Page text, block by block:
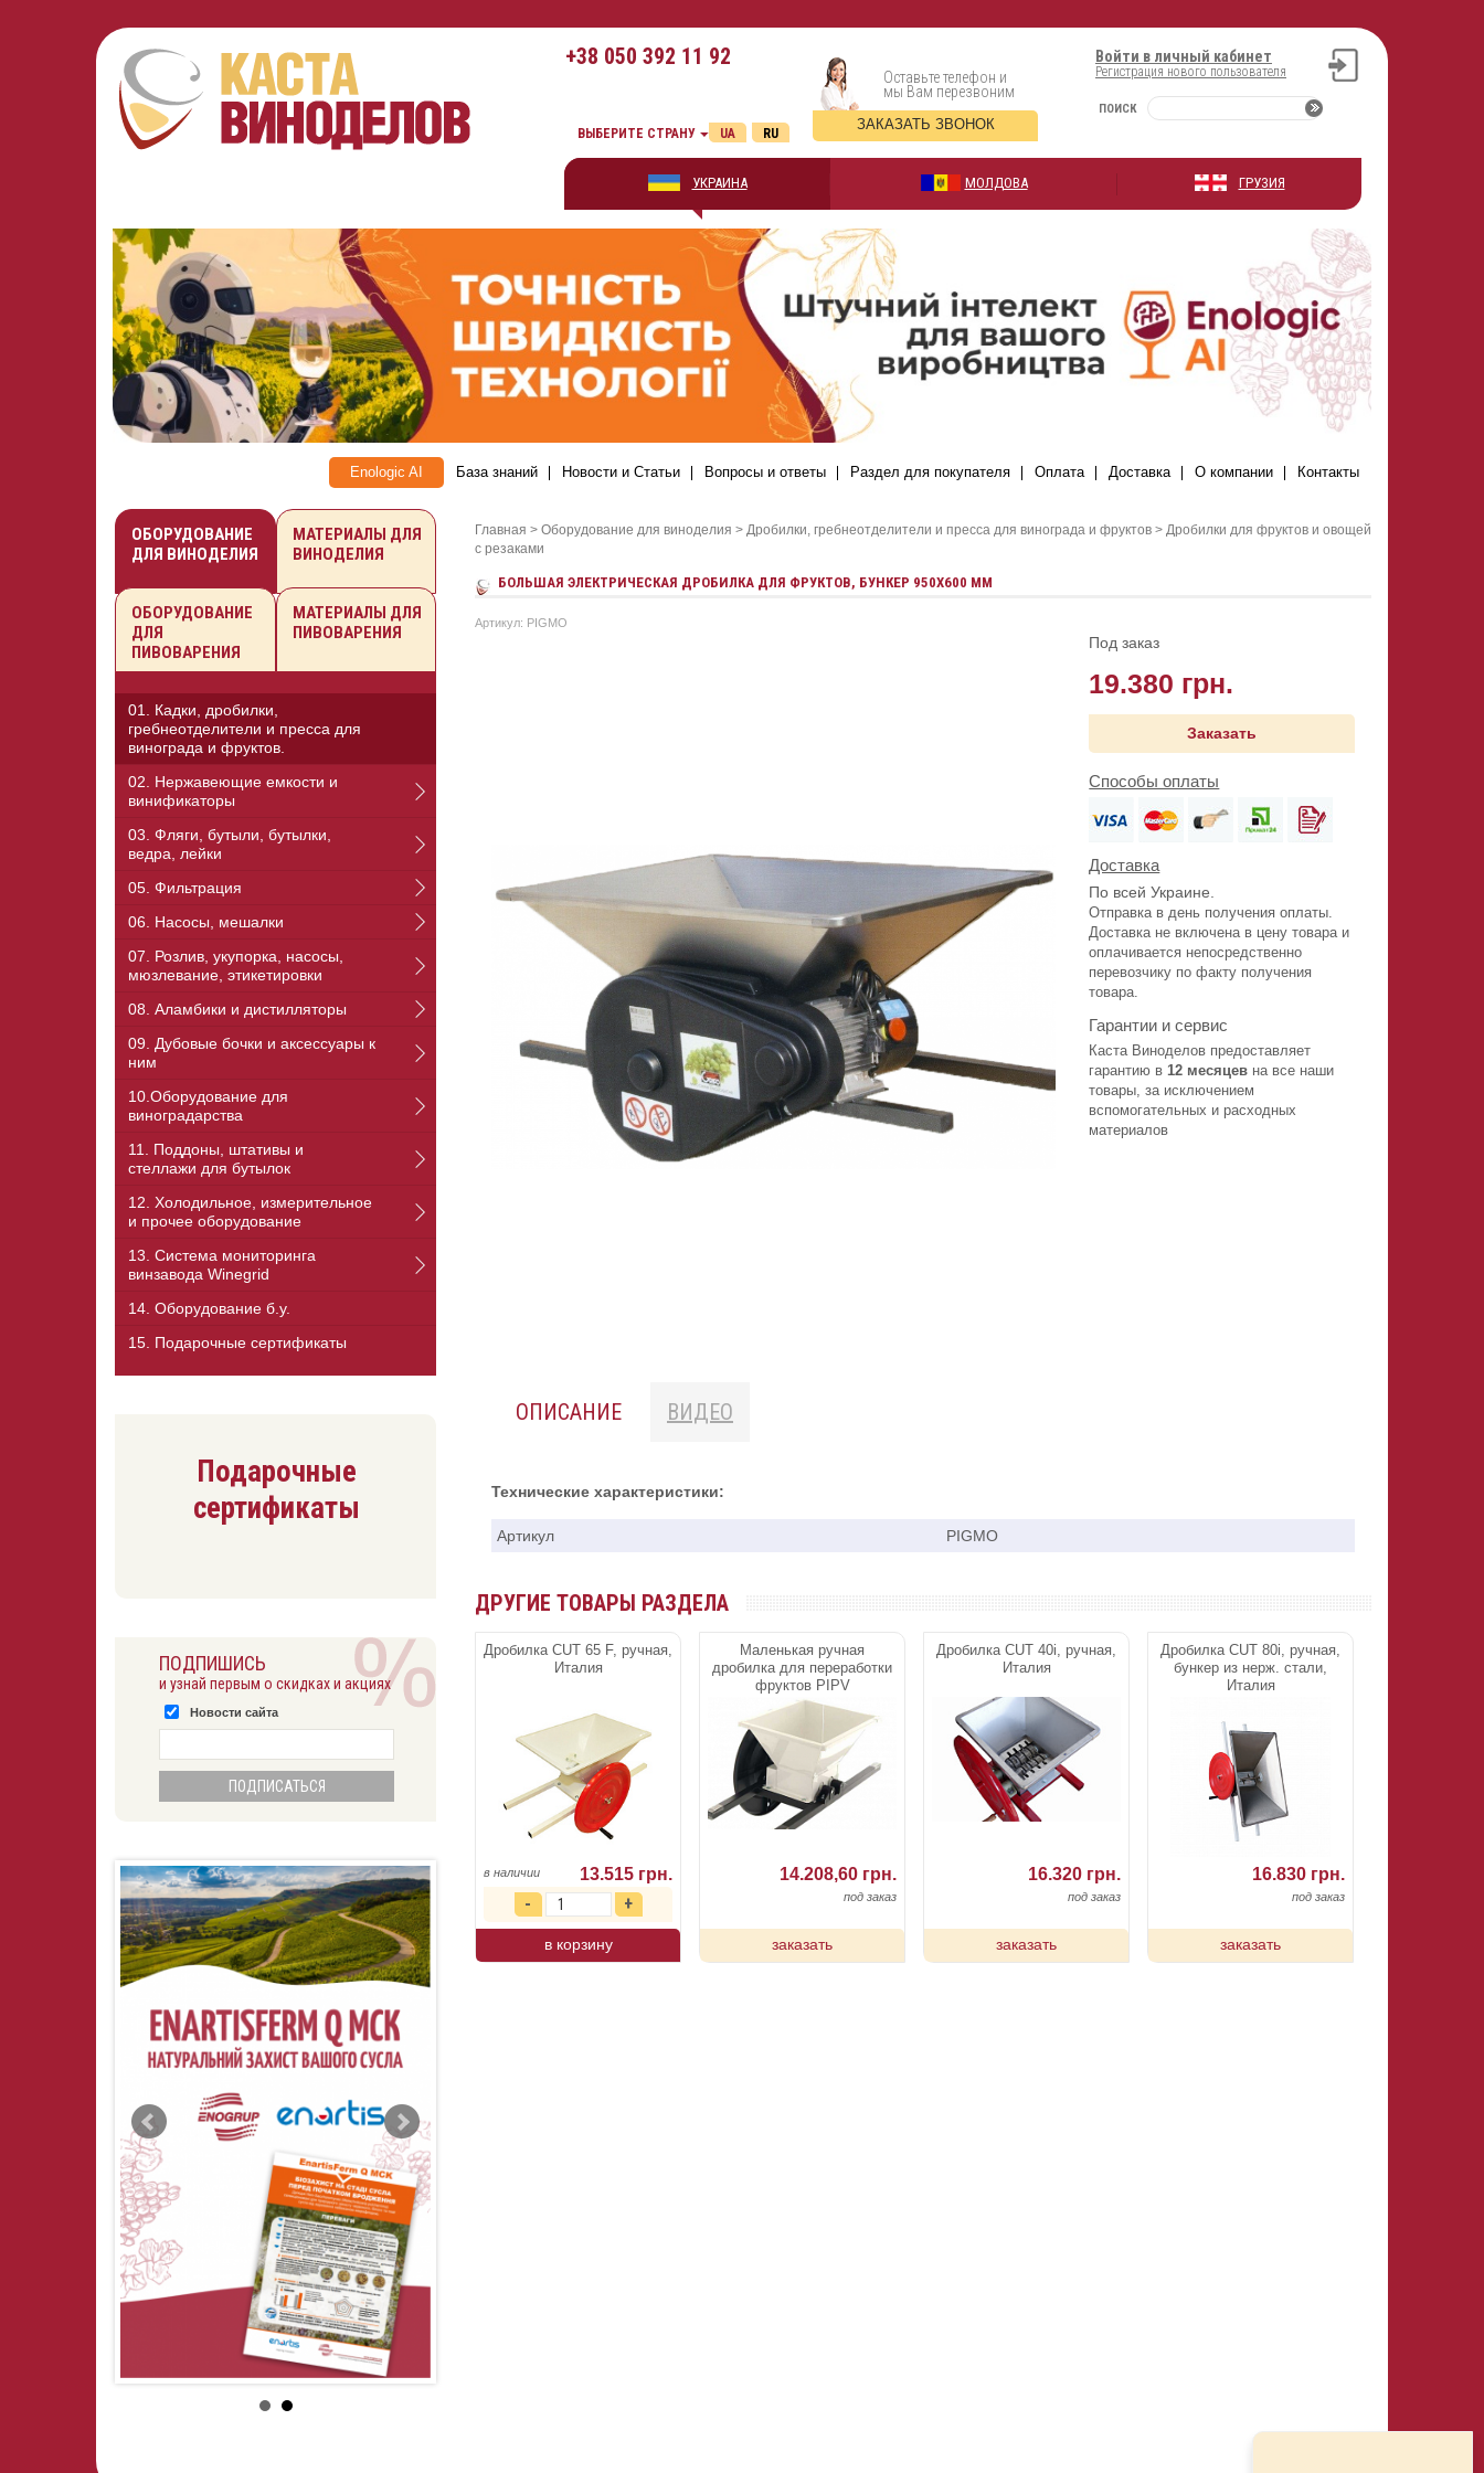
+38 050 392 11 92 Войти в личный кабинет
Регистрация нового пользователя
ПОИСК
Оставьте телефон и
мы Вам перезвоним
ЗАКАЗАТЬ ЗВОНОК
ВЫБЕРИТЕ СТРАНУ RU
UA
УКРАИНА МОЛДОВА ГРУЗИЯ
Enologic AI База знаний Новости и Статьи Вопросы и ответы Раздел для покупателя Оплата Доставка О компании Контакты
Главная > Оборудование для виноделия > Дробилки, гребнеотделители и пресса для винограда и фруктов > Дробилки для фруктов и овощей
с резаками
БОЛЬШАЯ ЭЛЕКТРИЧЕСКАЯ ДРОБИЛКА ДЛЯ ФРУКТОВ, БУНКЕР 950Х600 ММ
Артикул: PIGMO
Под заказ
19.380 грн.
Заказать
Способы оплаты
Доставка
По всей Украине.
Отправка в день получения оплаты.
Доставка не включена в цену товара и
оплачивается непосредственно
перевозчику по факту получения
товара.
Гарантии и сервис
Каста Виноделов предоставляет
гарантию в12 месяцев на все наши
товары, за исключением
вспомогательных и расходных
материалов
ОПИСАНИЕ ВИДЕО
Технические характеристики:
Артикул PIGMO
ДРУГИЕ ТОВАРЫ РАЗДЕЛА
Дробилка CUT 65 F, ручная,
Италия
в наличии 13.515 грн.
в корзину
Маленькая ручная
дробилка для переработки
фруктов PIPV
14.208,60 грн.
под заказ
заказать
Дробилка CUT 40i, ручная,
Италия
16.320 грн.
под заказ
заказать
Дробилка CUT 80i, ручная,
бункер из нерж. стали,
Италия
16.830 грн.
под заказ
заказать
ОБОРУДОВАНИЕ
ДЛЯ ВИНОДЕЛИЯ
МАТЕРИАЛЫ ДЛЯ
ВИНОДЕЛИЯ
ОБОРУДОВАНИЕ
ДЛЯ
ПИВОВАРЕНИЯ
МАТЕРИАЛЫ ДЛЯ
ПИВОВАРЕНИЯ
01. Кадки, дробилки,
гребнеотделители и пресса для
винограда и фруктов.
02. Нержавеющие емкости и
винификаторы
03. Фляги, бутыли, бутылки,
ведра, лейки
05. Фильтрация
06. Насосы, мешалки
07. Розлив, укупорка, насосы,
мюзлевание, этикетировки
08. Аламбики и дистилляторы
09. Дубовые бочки и аксессуары к
ним
10.Оборудование для
виноградарства
11. Поддоны, штативы и
стеллажи для бутылок
12. Холодильное, измерительное
и прочее оборудование
13. Cистема мониторинга
винзавода Winegrid
14. Оборудование б.у.
15. Подарочные сертификаты
Подарочные
сертификаты
ПОДПИШИСЬ
и узнай первым о скидках и акциях
Новости сайта